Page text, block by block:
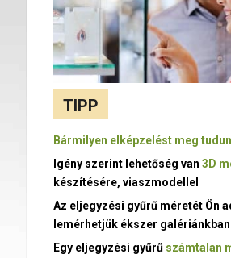
TIPP
Bármilyen elképzelést meg
Igény szerint lehetőség van 3D
készítésére, viaszmodellel
Az eljegyzési gyűrű méretét Ön
lemérhetjük ékszer
Egy eljegyzési gyűrű számtalan